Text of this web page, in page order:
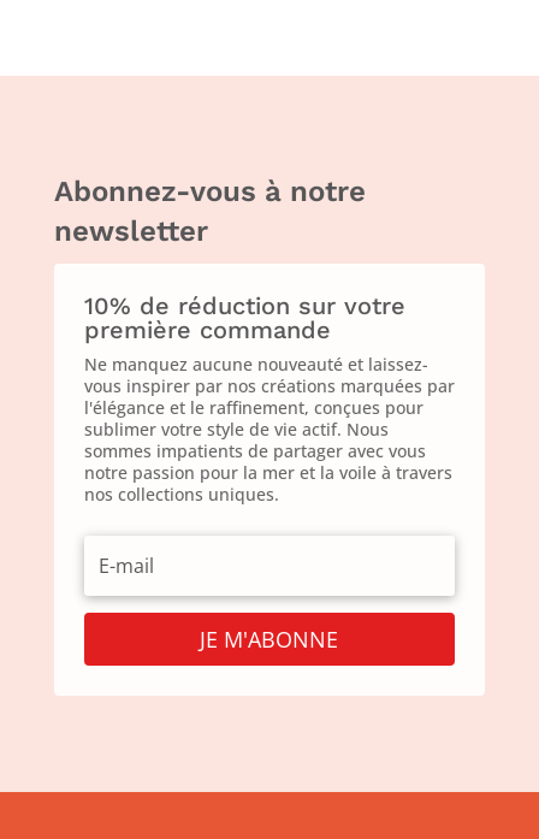
Abonnez-vous à notre
newsletter
10% de réduction sur votre
première commande
Ne manquez aucune nouveauté et laissez-
vous inspirer par nos créations marquées par
l'élégance et le raffinement, conçues pour
sublimer votre style de vie actif. Nous
sommes impatients de partager avec vous
notre passion pour la mer et la voile à travers
nos collections uniques.
JE M'ABONNE